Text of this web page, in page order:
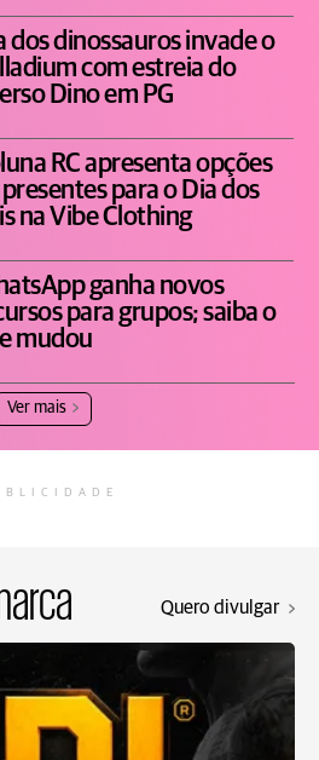
dos dinossauros invade o
com estreia do
Dino em PG
RC apresenta opções
para o Dia dos
na Vibe Clothing
ganha novos
para grupos; saiba o
mudou
Ver mais
Quero divulgar